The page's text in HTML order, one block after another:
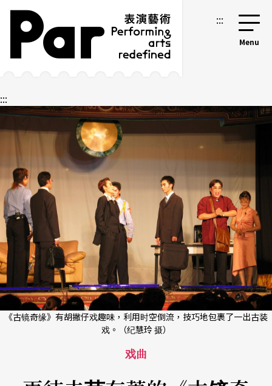
跳到主要内容区块
网站导览 :::
:::
《古镜奇缘》有胡撇仔戏趣味，利用时空倒流，技巧地包裹了一出古装
戏。（纪慧玲 摄）
戏曲